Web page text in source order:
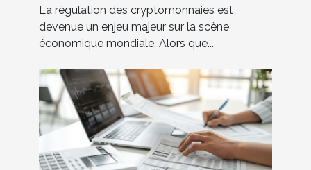
La régulation des cryptomonnaies est
devenue un enjeu majeur sur la scène
économique mondiale. Alors que...